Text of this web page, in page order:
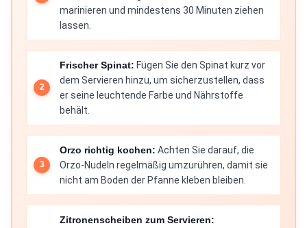
marinieren und mindestens 30 Minuten ziehen
lassen.
Frischer Spinat: Fügen Sie den Spinat kurz vor
dem Servieren hinzu, um sicherzustellen, dass
er seine leuchtende Farbe und Nährstoffe
behält.
Orzo richtig kochen: Achten Sie darauf, die
Orzo-Nudeln regelmäßig umzurühren, damit sie
nicht am Boden der Pfanne kleben bleiben.
Zitronenscheiben zum Servieren: